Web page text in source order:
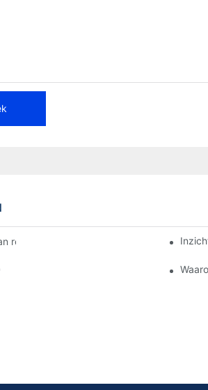
remblokken vinden voor uw bedrijf.
leveranciers van remblokken?